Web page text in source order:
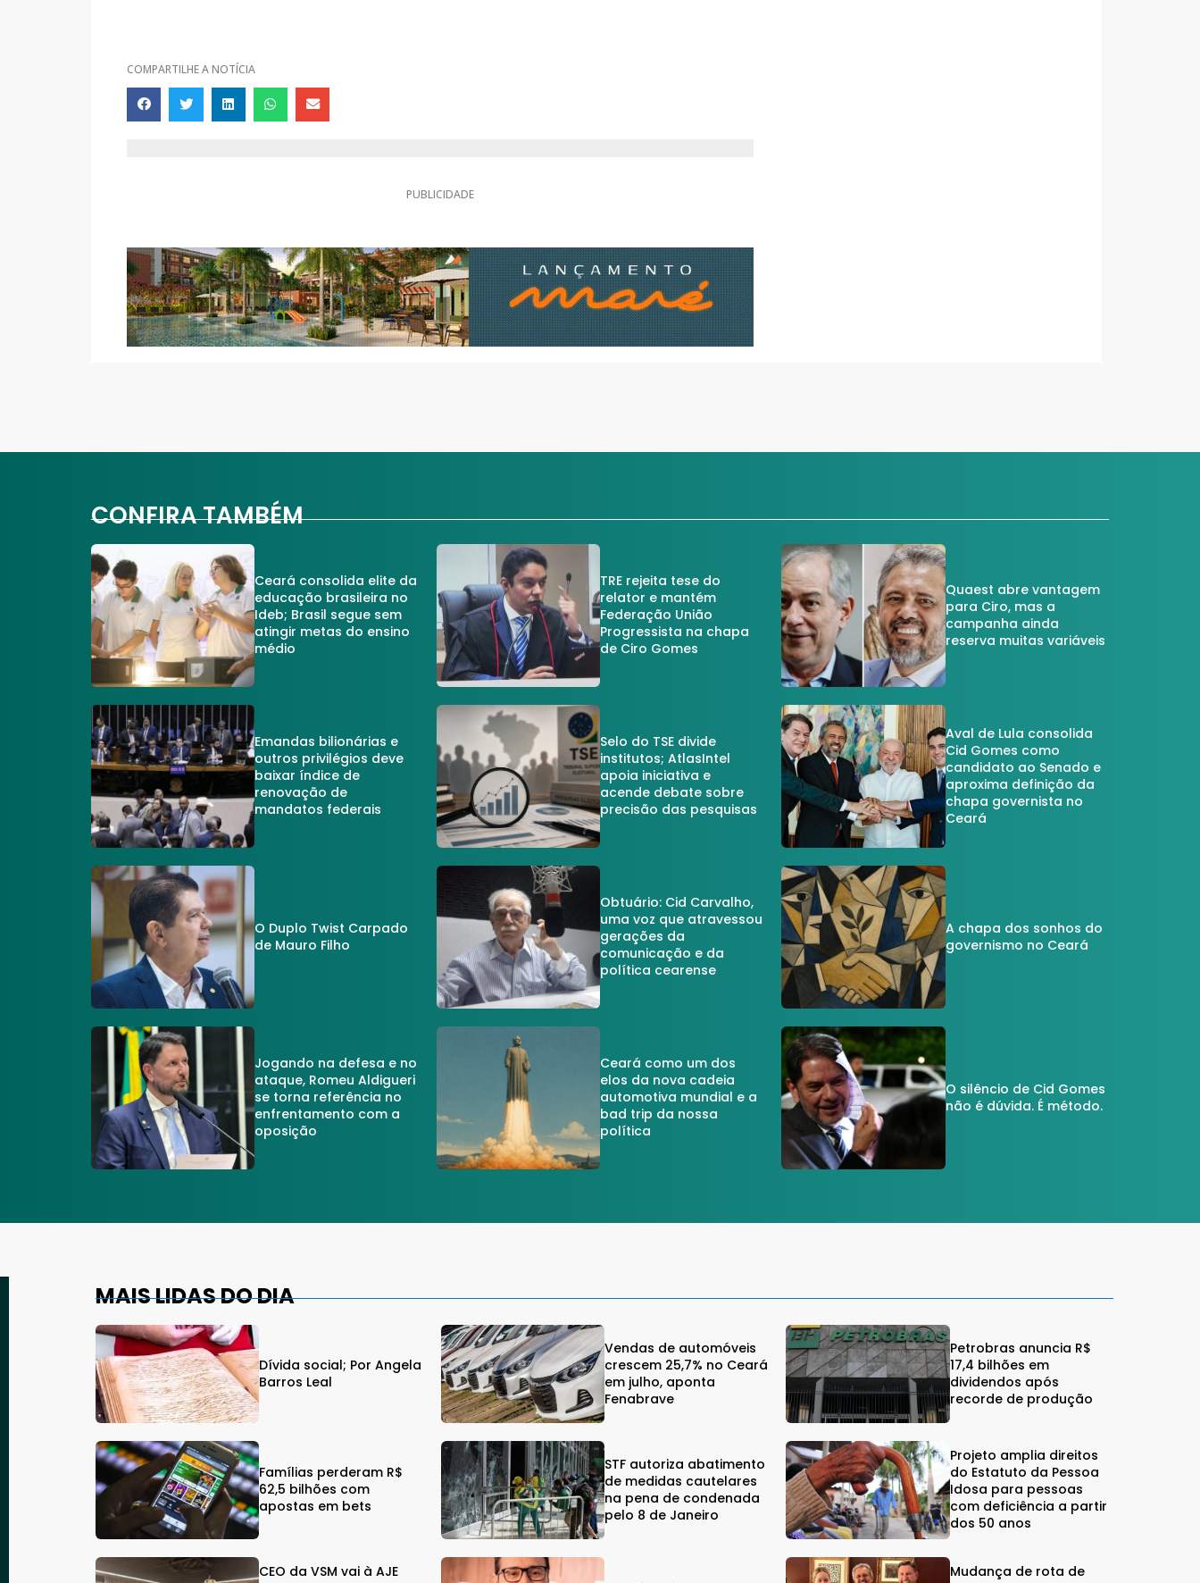
COMPARTILHE A NOTÍCIA
PUBLICIDADE
CONFIRA TAMBÉM
Ceará consolida elite da
educação brasileira no
Ideb; Brasil segue sem
atingir metas do ensino
médio
TRE rejeita tese do
relator e mantém
Federação União
Progressista na chapa
de Ciro Gomes
Quaest abre vantagem
para Ciro, mas a
campanha ainda
reserva muitas variáveis
Emandas bilionárias e
outros privilégios deve
baixar índice de
renovação de
mandatos federais
Selo do TSE divide
institutos; AtlasIntel
apoia iniciativa e
acende debate sobre
precisão das pesquisas
Aval de Lula consolida
Cid Gomes como
candidato ao Senado e
aproxima definição da
chapa governista no
Ceará
O Duplo Twist Carpado
de Mauro Filho
Obtuário: Cid Carvalho,
uma voz que atravessou
gerações da
comunicação e da
política cearense
A chapa dos sonhos do
governismo no Ceará
Jogando na defesa e no
ataque, Romeu Aldigueri
se torna referência no
enfrentamento com a
oposição
Ceará como um dos
elos da nova cadeia
automotiva mundial e a
bad trip da nossa
política
O silêncio de Cid Gomes
não é dúvida. É método.
MAIS LIDAS DO DIA
Dívida social; Por Angela
Barros Leal
Vendas de automóveis
crescem 25,7% no Ceará
em julho, aponta
Fenabrave
Petrobras anuncia R$
17,4 bilhões em
dividendos após
recorde de produção
Famílias perderam R$
62,5 bilhões com
apostas em bets
STF autoriza abatimento
de medidas cautelares
na pena de condenada
pelo 8 de Janeiro
Projeto amplia direitos
do Estatuto da Pessoa
Idosa para pessoas
com deficiência a partir
dos 50 anos
CEO da VSM vai à AJE
Mudança de rota de